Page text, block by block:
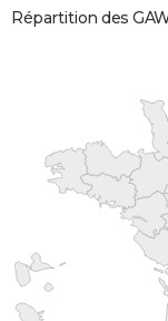
Répartition des